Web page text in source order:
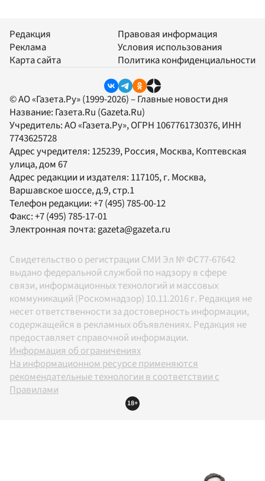
Редакция
Реклама
Карта сайта
Правовая информация
Условия использования
Политика конфиденциальности
© АО «Газета.Ру» (1999-2026) – Главные новости дня
Название: Газета.Ru (Gazeta.Ru)
Учредитель:АО «Газета.Ру», ОГРН 1067761730376, ИНН
7743625728
Адрес учредителя: 125239, Россия, Москва, Коптевская
улица, дом 67
Адрес редакции и издателя: 117105, г. Москва,
Варшавское шоссе, д.9, стр.1
Телефон редакции:+7 (495) 785-00-12
Факс:+7 (495) 785-17-01
Электронная почта:gazeta@gazeta.ru
Свидетельство о регистрации СМИ Эл № ФС77-67642
выдано федеральной службой по надзору в сфере
связи, информационных технологий и массовых
коммуникаций (Роскомнадзор) 10.11.2016 г. Редакция не
несет ответственности за достоверность информации,
содержащейся в рекламных объявлениях. Редакция не
предоставляет справочной информации.
Информация об ограничениях
На информационном ресурсе применяются
рекомендательные технологии в соответствии с
Правилами
18+